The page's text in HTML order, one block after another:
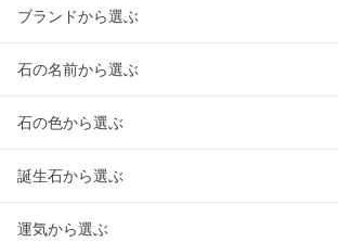
ブランドから選ぶ
石の名前から選ぶ
石の色から選ぶ
誕生石から選ぶ
運気から選ぶ